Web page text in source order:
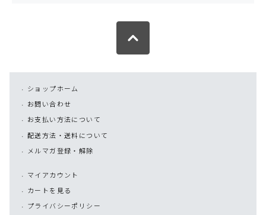
ショップホーム
お問い合わせ
お支払い方法について
配送方法・送料について
メルマガ登録・解除
マイアカウント
カートを見る
プライバシーポリシー